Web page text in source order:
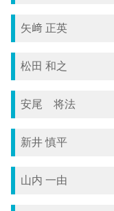
矢﨑 正英
松田 和之
安尾 将法
新井 慎平
山内 一由